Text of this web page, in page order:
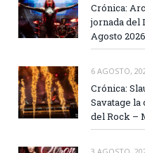
Crónica:
jornada del
Agosto 2026
6 AGOSTO,
Crónica:
Savatage
del Rock –
3 AGOSTO,